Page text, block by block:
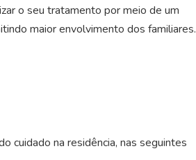
o seu tratamento por meio de um
maior envolvimento dos familiares.
cuidado na residência, nas seguintes